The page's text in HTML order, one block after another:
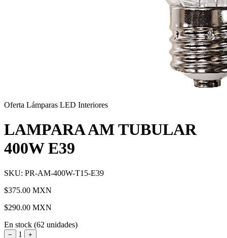
Oferta Lámparas LED Interiores
LAMPARA AM TUBULAR
400W E39
SKU: PR-AM-400W-T15-E39
$375.00 MXN
$290.00 MXN
En stock (62 unidades)
− 1 +